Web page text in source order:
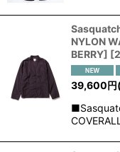
NYLON
BERRY] [
39,600円